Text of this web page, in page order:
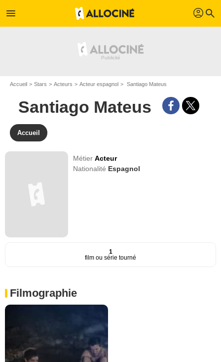
menu profil search
Accueil Stars Acteurs Acteur espagnol Santiago Mateus
Santiago Mateus
Accueil
MétierActeur
Nationalité Espagnol
1
film ou série tourné
Filmographie